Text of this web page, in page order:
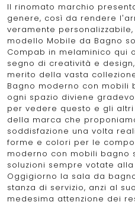
Il rinomato marchio
genere, così da rendere
veramente
modello Mobile da Bagno
Compab in melaminico qui
segno di creatività e
merito della vasta
Bagno moderno con mobili
ogni spazio diviene
per vedere questo e gli
della marca che
soddisfazione una volta
forme e colori per le
moderno con mobili bagno
soluzioni sempre votate
Oggigiorno la sala da
stanza di servizio, anzi al
medesima attenzione dei